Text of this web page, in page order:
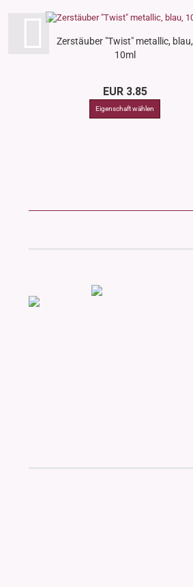
Zerstäuber "Twist" metallic, blau,
10ml
EUR 3.85